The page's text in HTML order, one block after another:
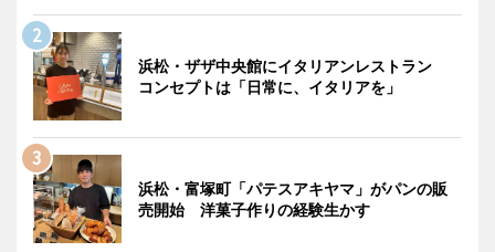
浜松・ザザ中央館にイタリアンレストラン
コンセプトは「日常に、イタリアを」
浜松・富塚町「パテスアキヤマ」がパンの販
売開始 洋菓子作りの経験生かす